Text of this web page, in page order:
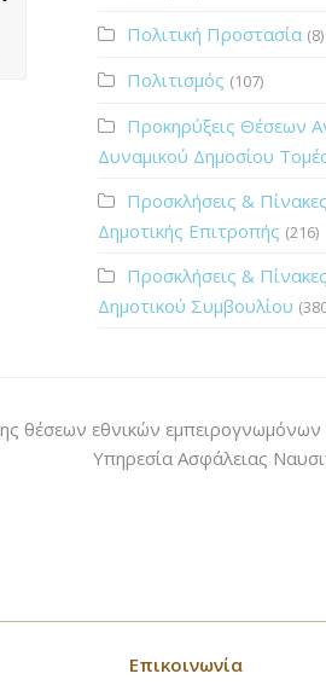
Πολιτική Προστασία (8)
Πολιτισμός (107)
Προκηρύξεις Θέσεων
Δυναμικού Δημοσίου
Προσκλήσεις &
Δημοτικής Επιτροπής (216)
Προσκλήσεις &
Δημοτικού Συμβουλίου
θέσεων εθνικών
Υπηρεσία Ασφάλειας
Επικοινωνία